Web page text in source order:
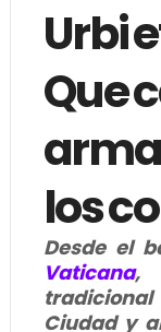
Urbi
Que
los
Desde el
Vaticana,
Ciudad y